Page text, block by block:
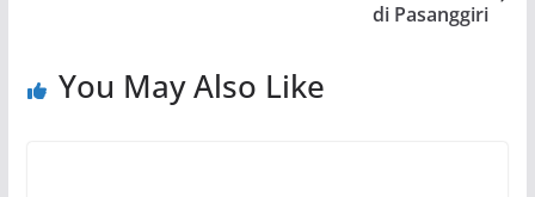
di Pasanggiri
You May Also Like